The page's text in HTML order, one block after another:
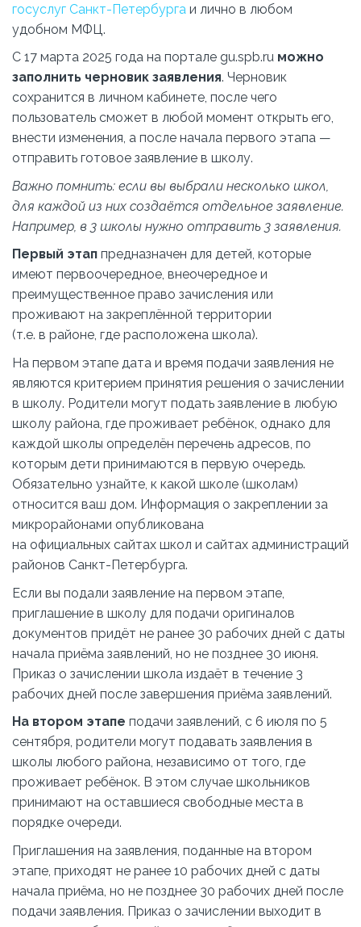
госуслуг Санкт-Петербурга и лично в любом
удобном МФЦ.
C 17 марта 2025 года на портале gu.spb.ru можно
заполнить черновик заявления. Черновик
сохранится в личном кабинете, после чего
пользователь сможет в любой момент открыть его,
внести изменения, а после начала первого этапа —
отправить готовое заявление в школу.
Важно помнить: если вы выбрали несколько школ,
для каждой из них создаётся отдельное заявление.
Например, в 3 школы нужно отправить 3 заявления.
Первый этап предназначен для детей, которые
имеют первоочередное, внеочередное и
преимущественное право зачисления или
проживают на закреплённой территории
(т.е. в районе, где расположена школа).
На первом этапе дата и время подачи заявления не
являются критерием принятия решения о зачислении
в школу. Родители могут подать заявление в любую
школу района, где проживает ребёнок, однако для
каждой школы определён перечень адресов, по
которым дети принимаются в первую очередь.
Обязательно узнайте, к какой школе (школам)
относится ваш дом. Информация о закреплении за
микрорайонами опубликована
на официальных сайтах школ и сайтах администраций
районов Санкт-Петербурга.
Если вы подали заявление на первом этапе,
приглашение в школу для подачи оригиналов
документов придёт не ранее 30 рабочих дней с даты
начала приёма заявлений, но не позднее 30 июня.
Приказ о зачислении школа издаёт в течение 3
рабочих дней после завершения приёма заявлений.
На втором этапе подачи заявлений, с 6 июля по 5
сентября, родители могут подавать заявления в
школы любого района, независимо от того, где
проживает ребёнок. В этом случае школьников
принимают на оставшиеся свободные места в
порядке очереди.
Приглашения на заявления, поданные на втором
этапе, приходят не ранее 10 рабочих дней с даты
начала приёма, но не позднее 30 рабочих дней после
подачи заявления. Приказ о зачислении выходит в